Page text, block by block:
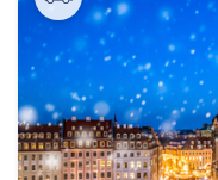
Meer & See
Musicalreisen in
Nord- & Ostsee
Bus
Eigenanreise
Flug
Schiff